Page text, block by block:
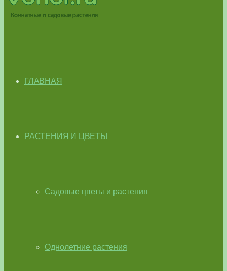
ГЛАВНАЯ
РАСТЕНИЯ И ЦВЕТЫ
Садовые цветы и растения
Однолетние растения